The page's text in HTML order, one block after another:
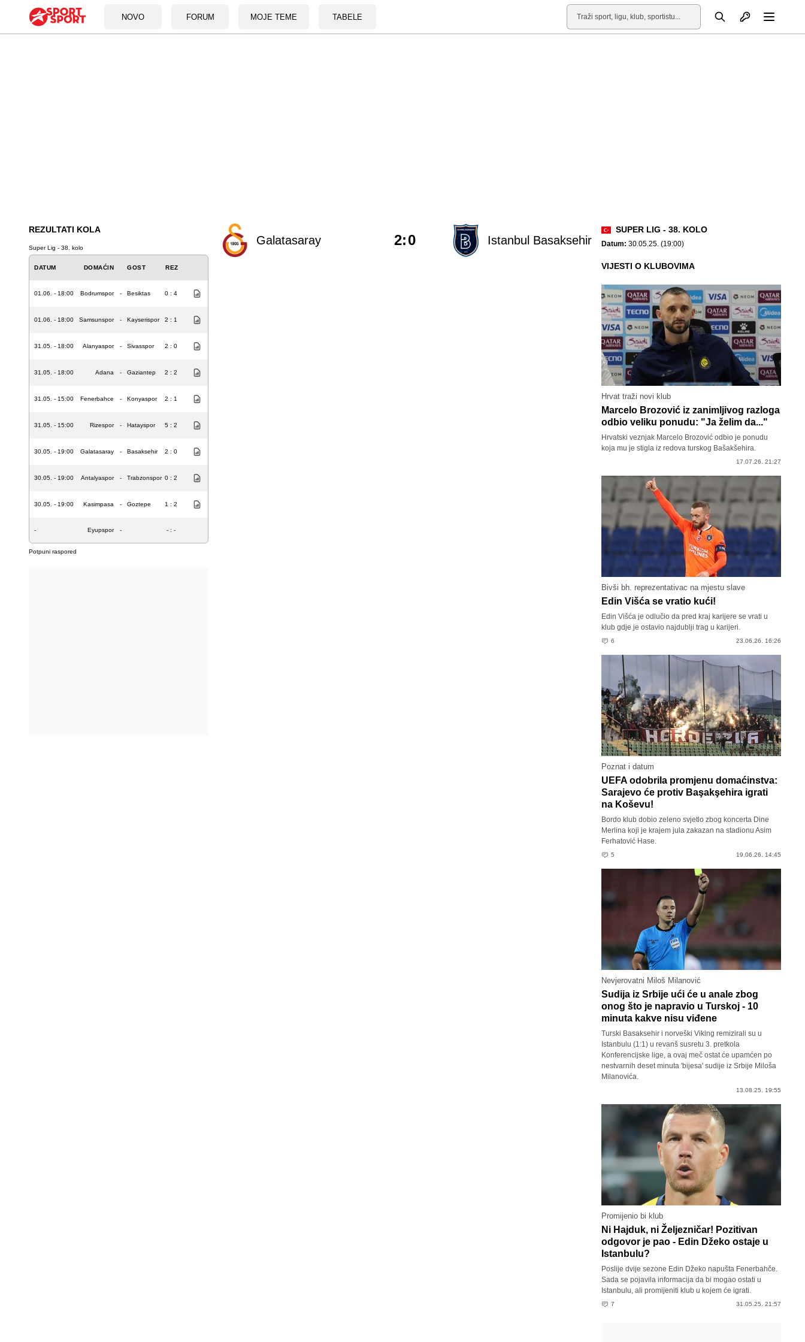
NOVO FORUM MOJE TEME TABELE
Pretraga Otvori profil
REZULTATI KOLA
Super Lig - 38. kolo
DATUM DOMAĆIN GOST REZ
01.06. - 18:00 Bodrumspor - Besiktas 0 : 4
01.06. - 18:00 Samsunspor - Kayserispor 2 : 1
31.05. - 18:00 Alanyaspor - Sivasspor 2 : 0
31.05. - 18:00 Adana - Gaziantep 2 : 2
31.05. - 15:00 Fenerbahce - Konyaspor 2 : 1
31.05. - 15:00 Rizespor - Hatayspor 5 : 2
30.05. - 19:00 Galatasaray - Basaksehir 2 : 0
30.05. - 19:00 Antalyaspor - Trabzonspor 0 : 2
30.05. - 19:00 Kasimpasa - Goztepe 1 : 2
- Eyupspor - - : -
Potpuni raspored
Galatasaray Istanbul Basaksehir
2:0
SUPER LIG - 38. KOLO
Datum: 30.05.25. (19:00)
VIJESTI O KLUBOVIMA
Hrvat traži novi klub
Marcelo Brozović iz zanimljivog razloga
odbio veliku ponudu: "Ja želim da..."
Hrvatski veznjak Marcelo Brozović odbio je ponudu
koja mu je stigla iz redova turskog Bašakšehira.
17.07.26. 21:27
Bivši bh. reprezentativac na mjestu slave
Edin Višća se vratio kući!
Edin Višća je odlučio da pred kraj karijere se vrati u
klub gdje je ostavio najdublji trag u karijeri.
6 23.06.26. 16:26
Poznat i datum
UEFA odobrila promjenu domaćinstva:
Sarajevo će protiv Başakşehira igrati
na Koševu!
Bordo klub dobio zeleno svjetlo zbog koncerta Dine
Merlina koji je krajem jula zakazan na stadionu Asim
Ferhatović Hase.
5 19.06.26. 14:45
Nevjerovatni Miloš Milanović
Sudija iz Srbije ući će u anale zbog
onog što je napravio u Turskoj - 10
minuta kakve nisu viđene
Turski Basaksehir i norveški Viking remizirali su u
Istanbulu (1:1) u revanš susretu 3. pretkola
Konferencijske lige, a ovaj meč ostat će upamćen po
nestvarnih deset minuta 'bijesa' sudije iz Srbije Miloša
Milanovića.
13.08.25. 19:55
Promijenio bi klub
Ni Hajduk, ni Željezničar! Pozitivan
odgovor je pao - Edin Džeko ostaje u
Istanbulu?
Poslije dvije sezone Edin Džeko napušta Fenerbahče.
Sada se pojavila informacija da bi mogao ostati u
Istanbulu, ali promijeniti klub u kojem će igrati.
7 31.05.25. 21:57